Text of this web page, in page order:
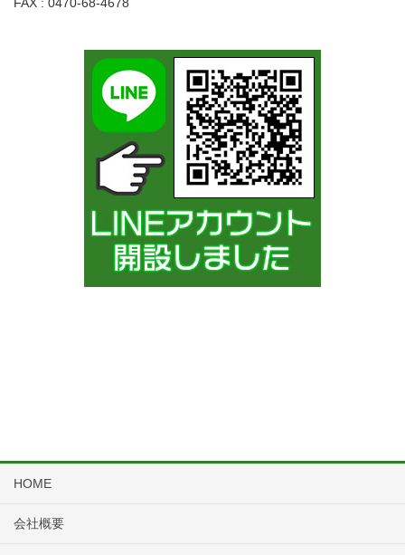
FAX : 0470-68-4678
HOME
会社概要